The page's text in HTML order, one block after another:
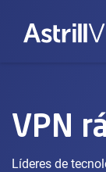
VPN
Líderes de